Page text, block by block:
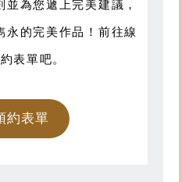
為您遞上完美建議，
永的完美作品！前往線
表單吧。
約表單